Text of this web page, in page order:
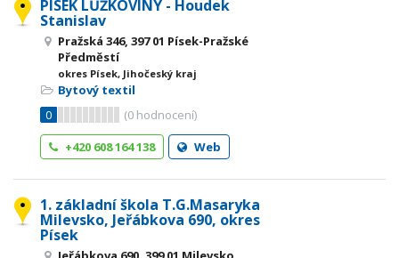
PÍSEK LŮŽKOVINY - Houdek
Stanislav
Pražská 346, 397 01 Písek-Pražské
Předměstí
okres Písek, Jihočeský kraj
Bytový textil
0
(0 hodnocení)
+420 608 164 138
Web
1. základní škola T.G.Masaryka
Milevsko, Jeřábkova 690, okres
Písek